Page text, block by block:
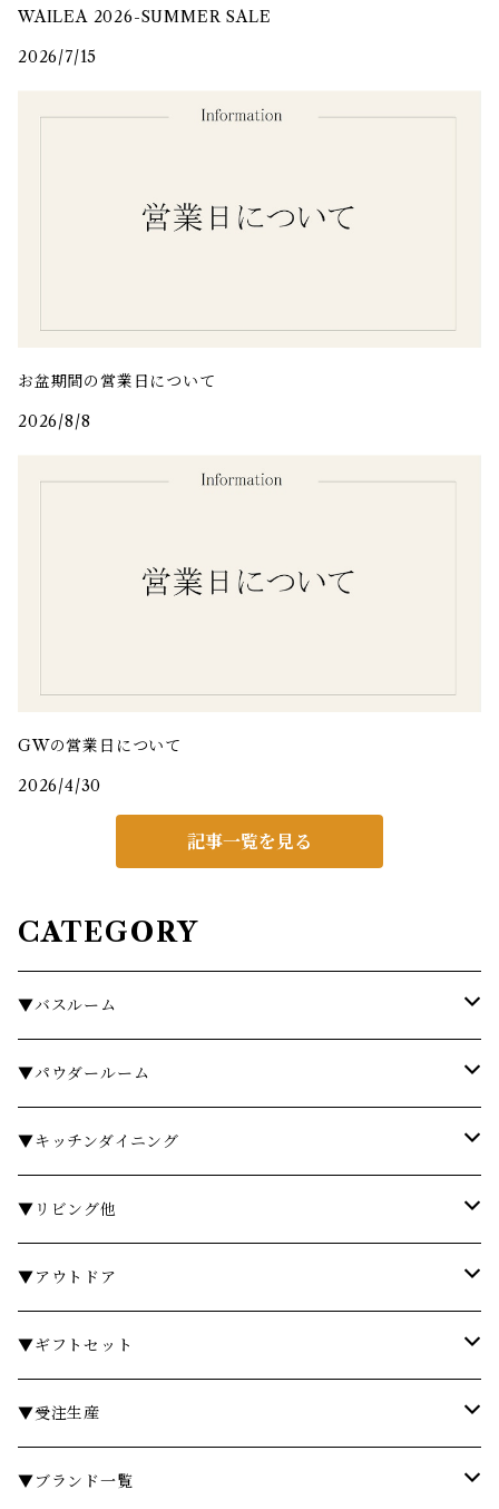
WAILEA 2026-SUMMER SALE
2026/7/15
お盆期間の営業日について
2026/8/8
GWの営業日について
2026/4/30
記事一覧を見る
CATEGORY
▼バスルーム
タオル
バスローブ
石鹸・ボディソープ
入浴剤・バスソルト
ディスペンサー・ソープディッシュ
ボディケア
衣類ケア
▼パウダールーム
石鹸・ハンドウォッシュ
ディスペンサー・ソープディッシュ
歯ブラシスタンド・タンブラー
ハンドクリーム
ランドリーバスケット
ミラー
▼キッチンダイニング
お皿・プレート
グラス・コップ
カトラリー
箸・箸置き
ランチョンマット・コースター
▼リビング他
フレグランス
フレグランスランプ
リードディフューザー
時計
キャンドル
フラワーベース
▼アウトドア
テーブル
椅子・スツール
その他
▼ギフトセット
￥3,000～
￥5,000～
▼受注生産
テーブル
▼ブランド一覧